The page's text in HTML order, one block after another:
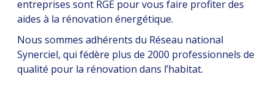
entreprises sont RGE pour vous faire profiter des
aides à la rénovation énergétique.
Nous sommes adhérents du Réseau national
Synerciel, qui fédère plus de 2000 professionnels de
qualité pour la rénovation dans l’habitat.